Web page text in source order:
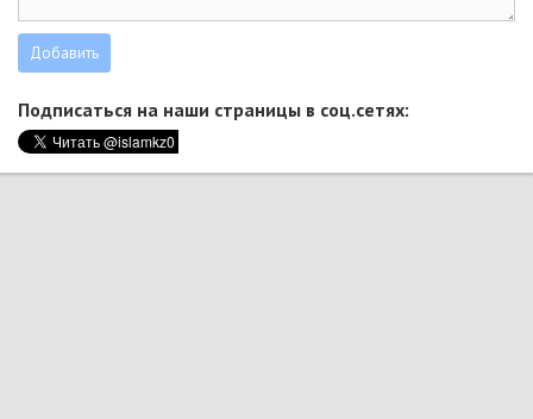
Подписаться на наши страницы в соц.сетях: